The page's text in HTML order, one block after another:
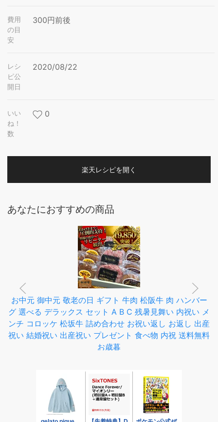
費用
の目
安
300円前後
レシ
ピ公
開日
2020/08/22
いい
ね！
数
0
楽天レシピを開く
あなたにおすすめの商品
お中元 御中元 敬老の日 ギフト 牛肉 松阪牛 肉 ハンバー
グ 選べる デラックス セット A B C 残暑見舞い 内祝い メ
ンチ コロッケ 松坂牛 詰め合わせ お祝い返し お返し 出産
祝い 結婚祝い 出産祝い プレゼント 食べ物 内祝 送料無料
お歳暮